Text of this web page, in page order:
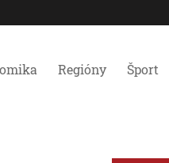
Regióny Šport